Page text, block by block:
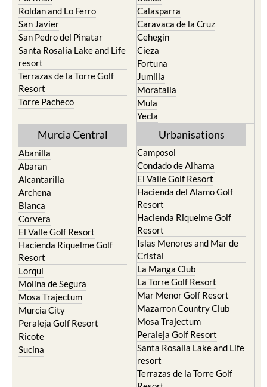
Paraiso
Portman
Roldan and Lo Ferro
San Javier
San Pedro del Pinatar
Santa Rosalia Lake and Life
resort
Terrazas de la Torre Golf
Resort
Torre Pacheco
Bullas
Calasparra
Caravaca de la Cruz
Cehegin
Cieza
Fortuna
Jumilla
Moratalla
Mula
Murcia Central
Abanilla
Abaran
Alcantarilla
Archena
Blanca
Corvera
El Valle Golf Resort
Hacienda Riquelme Golf
Resort
Lorqui
Molina de Segura
Mosa Trajectum
Murcia City
Peraleja Golf Resort
Ricote
Urbanisations
Camposol
Condado de Alhama
El Valle Golf Resort
Hacienda del Alamo Golf
Resort
Hacienda Riquelme Golf
Resort
Islas Menores and Mar de
Cristal
La Manga Club
La Torre Golf Resort
Mar Menor Golf Resort
Mazarron Country Club
Mosa Trajectum
Peraleja Golf Resort
Santa Rosalia Lake and Life
resort